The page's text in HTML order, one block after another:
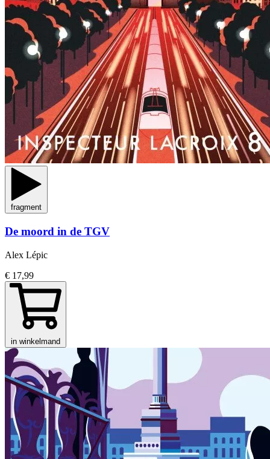
fragment
De moord in de TGV
Alex Lépic
€ 17,99
in winkelmand